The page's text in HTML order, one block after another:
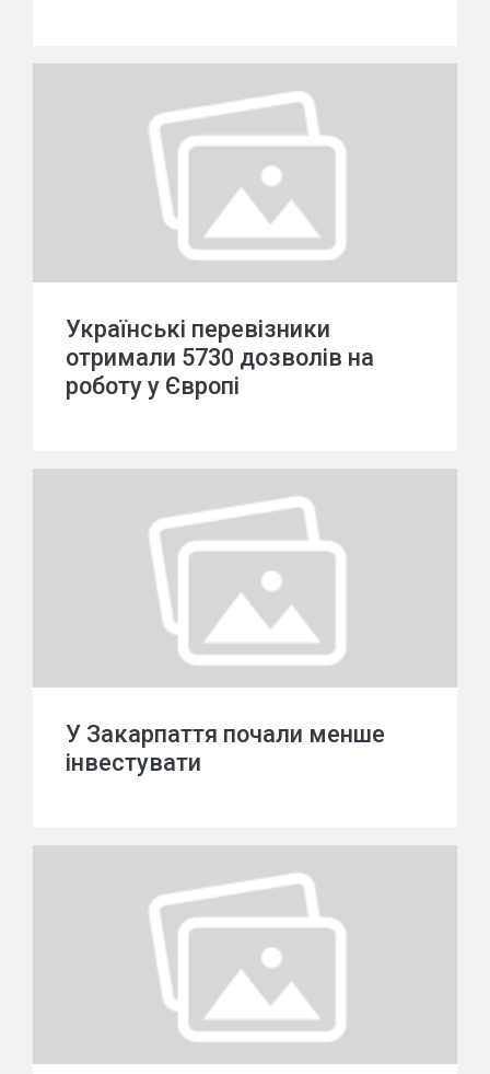
Українські перевізники
отримали 5730 дозволів на
роботу у Європі
У Закарпаття почали менше
інвестувати